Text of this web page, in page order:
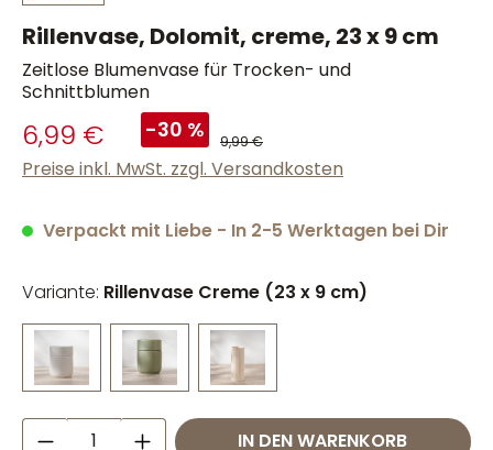
Rillenvase, Dolomit, creme, 23 x 9 cm
Zeitlose Blumenvase für Trocken- und
Schnittblumen
6,99 € -30 % 9,99 €
Preise inkl. MwSt. zzgl. Versandkosten
Verpackt mit Liebe - In 2-5 Werktagen bei Dir
Variante: Rillenvase Creme (23 x 9 cm)
Produkt Anzahl: Gib denIN DEN WARENKORB